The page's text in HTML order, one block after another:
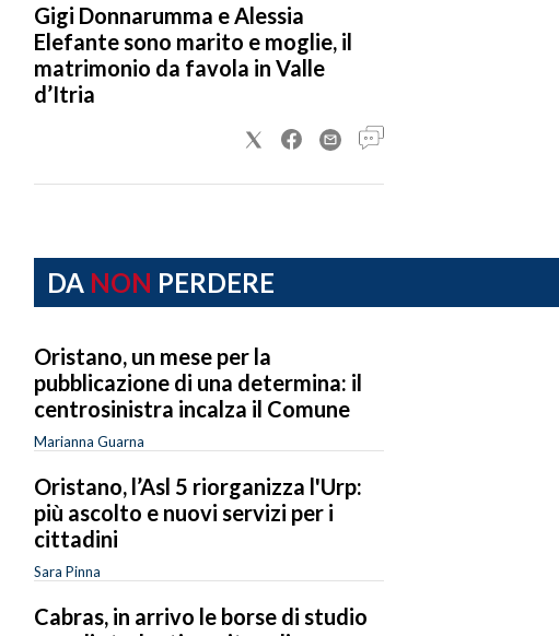
Gigi Donnarumma e Alessia
Elefante sono marito e moglie, il
matrimonio da favola in Valle
d’Itria
DA NON PERDERE
Oristano, un mese per la
pubblicazione di una determina: il
centrosinistra incalza il Comune
Marianna Guarna
Oristano, l’Asl 5 riorganizza l'Urp:
più ascolto e nuovi servizi per i
cittadini
Sara Pinna
Cabras, in arrivo le borse di studio